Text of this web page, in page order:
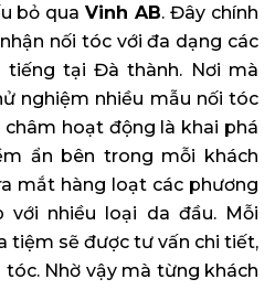
bỏ quaVinh AB. Đây chính
nối tóc với đa dạng các
tiếng tại Đà thành. Nơi mà
nghiệm nhiều mẫu nối tóc
châm hoạt động là khai phá
ẩn bên trong mỗi khách
mắt hàng loạt các phương
với nhiều loại da đầu. Mỗi
tiệm sẽ được tư vấn chi tiết,
tóc. Nhờ vậy mà từng khách